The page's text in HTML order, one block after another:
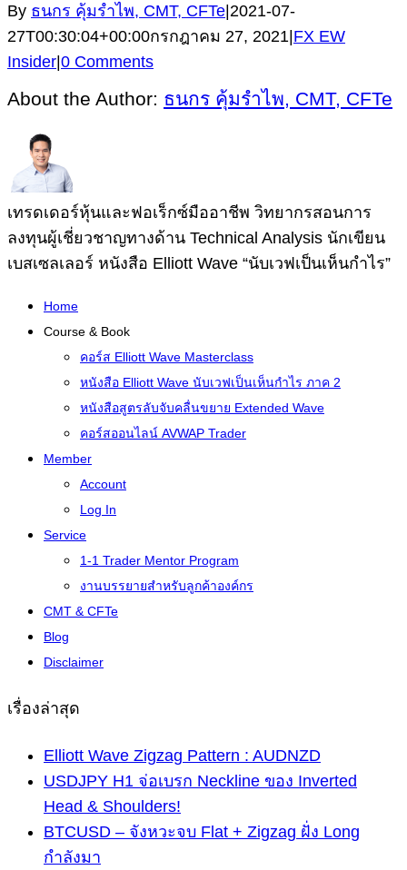
By ธนกร คุ้มรำไพ, CMT, CFTe|2021-07-
27T00:30:04+00:00กรกฎาคม 27, 2021|FX EW
Insider|0 Comments
About the Author: ธนกร คุ้มรำไพ, CMT, CFTe
เทรดเดอร์หุ้นและฟอเร็กซ์มืออาชีพ วิทยากรสอนการ
ลงทุนผู้เชี่ยวชาญทางด้าน Technical Analysis นักเขียน
เบสเซลเลอร์ หนังสือ Elliott Wave “นับเวฟเป็นเห็นกำไร”
Home
Course & Book
คอร์ส Elliott Wave Masterclass
หนังสือ Elliott Wave นับเวฟเป็นเห็นกำไร ภาค 2
หนังสือสูตรลับจับคลื่นขยาย Extended Wave
คอร์สออนไลน์ AVWAP Trader
Member
Account
Log In
Service
1-1 Trader Mentor Program
งานบรรยายสำหรับลูกค้าองค์กร
CMT & CFTe
Blog
Disclaimer
เรื่องล่าสุด
Elliott Wave Zigzag Pattern : AUDNZD
USDJPY H1 จ่อเบรก Neckline ของ Inverted
Head & Shoulders!
BTCUSD – จังหวะจบ Flat + Zigzag ฝั่ง Long
กำลังมา